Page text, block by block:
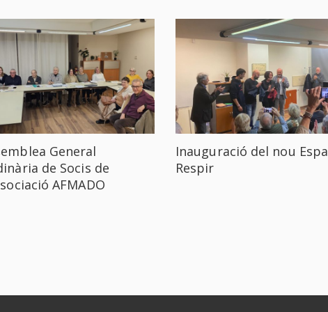
General
de Socis de
AFMADO
Inauguració del nou
Respir